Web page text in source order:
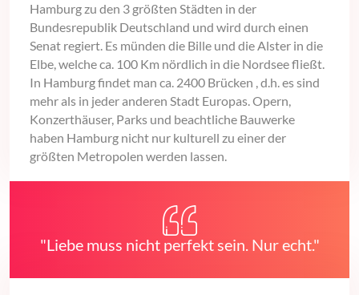
Hamburg zu den 3 größten Städten in der
Bundesrepublik Deutschland und wird durch einen
Senat regiert. Es münden die Bille und die Alster in die
Elbe, welche ca. 100 Km nördlich in die Nordsee fließt.
In Hamburg findet man ca. 2400 Brücken , d.h. es sind
mehr als in jeder anderen Stadt Europas. Opern,
Konzerthäuser, Parks und beachtliche Bauwerke
haben Hamburg nicht nur kulturell zu einer der
größten Metropolen werden lassen.
"Liebe muss nicht perfekt sein. Nur echt."